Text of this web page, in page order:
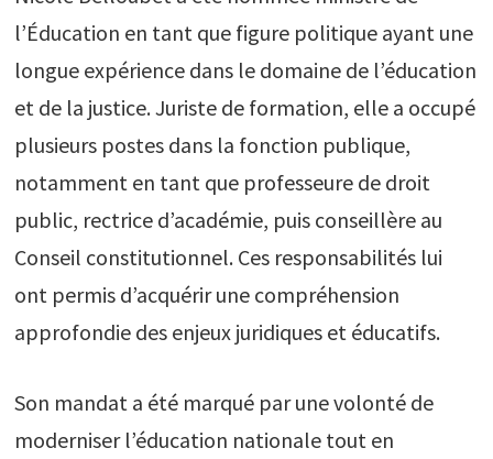
l’Éducation en tant que figure politique ayant une
longue expérience dans le domaine de l’éducation
et de la justice. Juriste de formation, elle a occupé
plusieurs postes dans la fonction publique,
notamment en tant que professeure de droit
public, rectrice d’académie, puis conseillère au
Conseil constitutionnel. Ces responsabilités lui
ont permis d’acquérir une compréhension
approfondie des enjeux juridiques et éducatifs.
Son mandat a été marqué par une volonté de
moderniser l’éducation nationale tout en